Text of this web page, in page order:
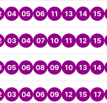
04 05 06 11 13 14 15
03 04 07 10 11 12 15
05 06 08 09 10 13 14
03 04 06 09 12 15 17